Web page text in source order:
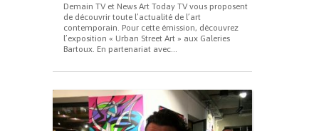
Demain TV et News Art Today TV vous proposent
de découvrir toute l’actualité de l’art
contemporain. Pour cette émission, découvrez
l’exposition « Urban Street Art » aux Galeries
Bartoux. En partenariat avec...